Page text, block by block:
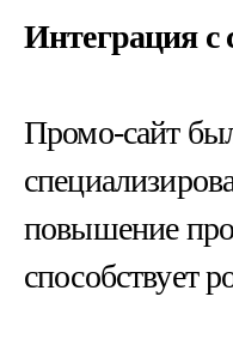
Интеграция с
Промо-сайт
повышение
способствует